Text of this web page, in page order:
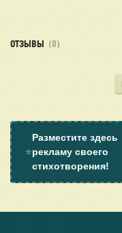
ОТЗЫВЫ (0)
⭐
Разместите здесь
рекламу своего
стихотворения!